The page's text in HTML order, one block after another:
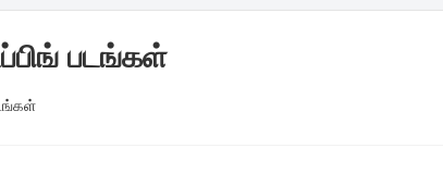
படங்கள்